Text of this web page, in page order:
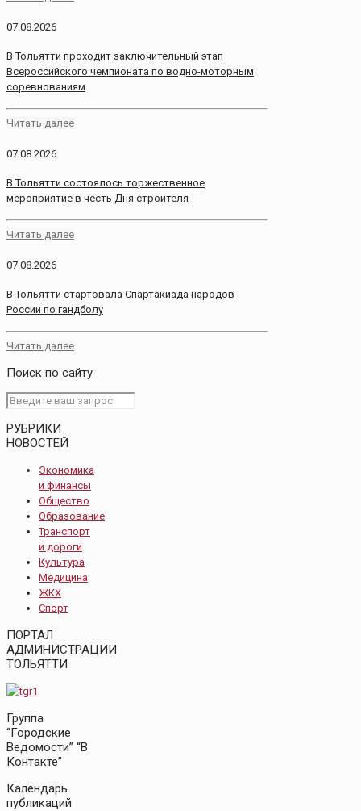
07.08.2026
В Тольятти проходит заключительный этап
Всероссийского чемпионата по водно-моторным
соревнованиям
Читать далее
07.08.2026
В Тольятти состоялось торжественное
мероприятие в честь Дня строителя
Читать далее
07.08.2026
В Тольятти стартовала Спартакиада народов
России по гандболу
Читать далее
Поиск по сайту
РУБРИКИ
НОВОСТЕЙ
Экономика
и финансы
Общество
Образование
Транспорт
и дороги
Культура
Медицина
ЖКХ
Спорт
ПОРТАЛ
АДМИНИСТРАЦИИ
ТОЛЬЯТТИ
Группа
“Городские
Ведомости” “В
Контакте”
Календарь
публикаций